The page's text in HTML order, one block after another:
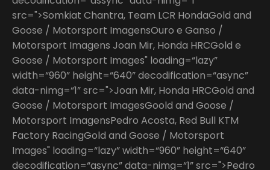
src=">Somkiat Chantra, Team LCR HondaGold and
Goose / Motorsport ImagensOuro e Ganso /
Motorsport Imagens Joan Mir, Honda HRCGold e
Goose / Motorsport Images" loading=“lazy”
width=“960” height=“640” decodification=“async”
data-nimg=“1” src=">Joan Mir, Honda HRCGold and
Goose / Motorsport ImagesGoold and Goose /
Motorsport ImagensPedro Acosta, Red Bull KTM
Factory RacingGold and Goose / Motorsport
Images" loading=“lazy” width=“960” height=“640”
decodification=“async” data-nimg=“1” src=">Pedro